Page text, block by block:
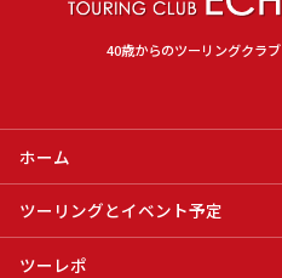
40歳からのツーリングクラブ
ホーム
ツーリングとイベント予定
ツーレポ